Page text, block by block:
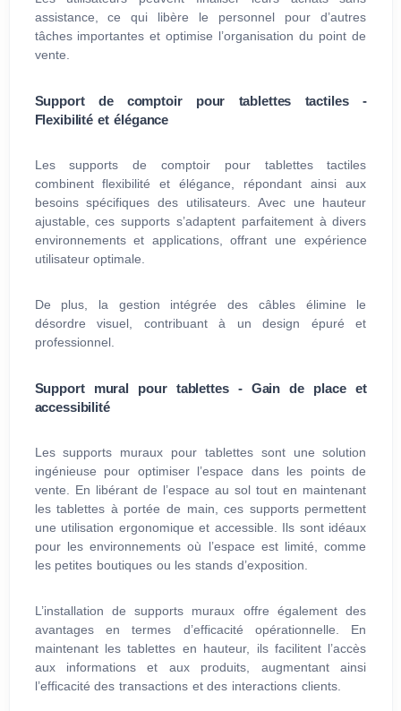
assistance, ce qui libère le personnel pour d’autres
tâches importantes et optimise l’organisation du point de
vente.
Support de comptoir pour tablettes tactiles -
Flexibilité et élégance
Les supports de comptoir pour tablettes tactiles
combinent flexibilité et élégance, répondant ainsi aux
besoins spécifiques des utilisateurs. Avec une hauteur
ajustable, ces supports s’adaptent parfaitement à divers
environnements et applications, offrant une expérience
utilisateur optimale.
De plus, la gestion intégrée des câbles élimine le
désordre visuel, contribuant à un design épuré et
professionnel.
Support mural pour tablettes - Gain de place et
accessibilité
Les supports muraux pour tablettes sont une solution
ingénieuse pour optimiser l’espace dans les points de
vente. En libérant de l’espace au sol tout en maintenant
les tablettes à portée de main, ces supports permettent
une utilisation ergonomique et accessible. Ils sont idéaux
pour les environnements où l’espace est limité, comme
les petites boutiques ou les stands d’exposition.
L’installation de supports muraux offre également des
avantages en termes d’efficacité opérationnelle. En
maintenant les tablettes en hauteur, ils facilitent l’accès
aux informations et aux produits, augmentant ainsi
l’efficacité des transactions et des interactions clients.